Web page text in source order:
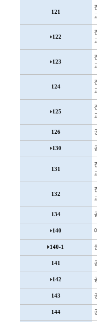
121
122
123
124
125
126
130
131
132
134
140
140-1
141
142
143
144